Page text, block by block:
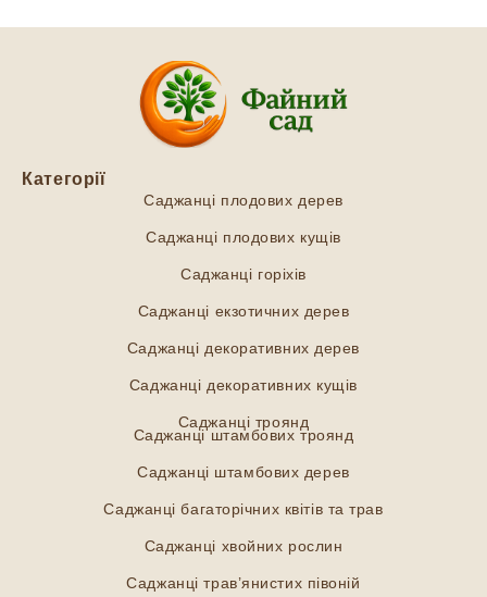
Категорії
Саджанці плодових дерев
Саджанці плодових кущів
Саджанці горіхів
Саджанці екзотичних дерев
Саджанці декоративних дерев
Саджанці декоративних кущів
Саджанці троянд
Саджанці штамбових троянд
Саджанці штамбових дерев
Саджанці багаторічних квітів та трав
Саджанці хвойних рослин
Саджанці трав’янистих півоній